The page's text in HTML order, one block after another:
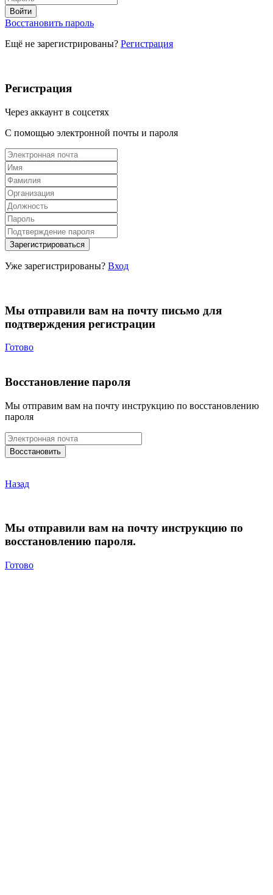
Восстановить пароль
Ещё не зарегистрированы? Регистрация
Регистрация
Через аккаунт в соцсетях
С помощью электронной почты и пароля
Уже зарегистрированы? Вход
Мы отправили вам на почту письмо для
подтверждения регистрации
Готово
Восстановление пароля
Мы отправим вам на почту инструкцию по восстановлению
пароля
Назад
Мы отправили вам на почту инструкцию по
восстановлению пароля.
Готово